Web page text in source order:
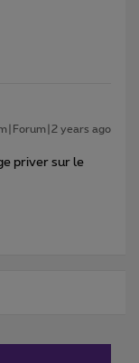
years ago
priver sur le